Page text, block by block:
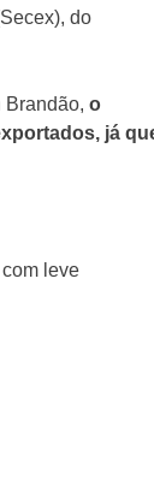
do
Brandão, o
já
leve